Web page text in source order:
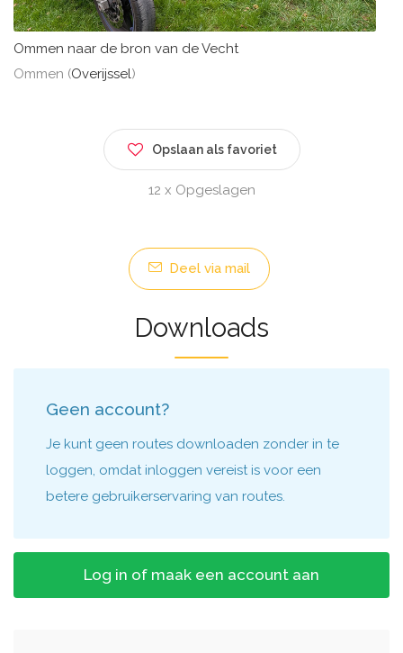
Ommen naar de bron van de Vecht
Ommen (Overijssel)
Opslaan als favoriet
12 x Opgeslagen
Deel via mail
Downloads
Geen account?
Je kunt geen routes downloaden zonder in te
loggen, omdat inloggen vereist is voor een
betere gebruikerservaring van routes.
Log in of maak een account aan